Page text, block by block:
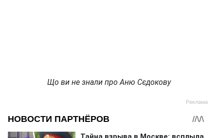
Що ви не знали про Аню Сєдокову